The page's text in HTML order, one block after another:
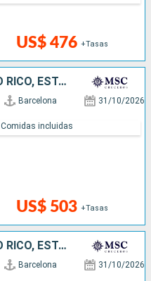
US$ 476 +Tasas
ESPAÑA, PORTUGAL, PUERTO RICO, ESTADOS UNIDOS
Barcelona 31/10/2026
US$ 503 +Tasas
Comidas incluidas
ESPAÑA, PORTUGAL, PUERTO RICO, ESTADOS UNIDOS
Barcelona 31/10/2026